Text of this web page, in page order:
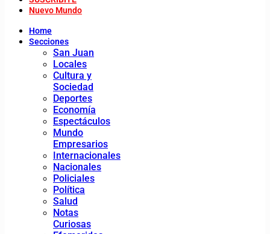
Nuevo Mundo
Home
Secciones
San Juan
Locales
Cultura y
Sociedad
Deportes
Economía
Espectáculos
Mundo
Empresarios
Internacionales
Nacionales
Policiales
Política
Salud
Notas
Curiosas